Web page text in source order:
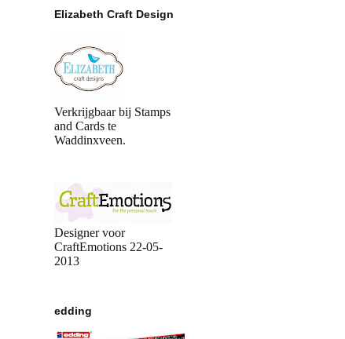
Elizabeth Craft Design
Verkrijgbaar bij Stamps
and Cards te
Waddinxveen.
Designer voor
CraftEmotions 22-05-
2013
edding